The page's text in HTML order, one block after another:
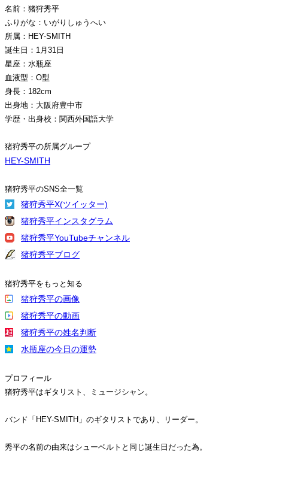
名前：猪狩秀平
ふりがな：いがりしゅうへい
所属：HEY-SMITH
誕生日：1月31日
星座：水瓶座
血液型：O型
身長：182cm
出身地：大阪府豊中市
学歴・出身校：関西外国語大学
猪狩秀平の所属グループ
HEY-SMITH
猪狩秀平のSNS全一覧
猪狩秀平X(ツイッター)
猪狩秀平インスタグラム
猪狩秀平YouTubeチャンネル
猪狩秀平ブログ
猪狩秀平をもっと知る
猪狩秀平の画像
猪狩秀平の動画
猪狩秀平の姓名判断
水瓶座の今日の運勢
プロフィール
猪狩秀平はギタリスト、ミュージシャン。
バンド「HEY-SMITH」のギタリストであり、リーダー。
秀平の名前の由来はシューベルトと同じ誕生日だった為。